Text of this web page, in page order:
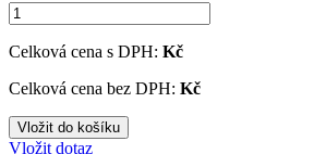
Celková cena s DPH: Kč
Celková cena bez DPH: Kč
Vložit dotaz